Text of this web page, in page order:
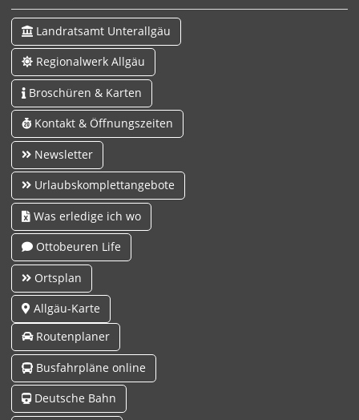
Landratsamt Unterallgäu
Regionalwerk Allgäu
Broschüren & Karten
Kontakt & Öffnungszeiten
Newsletter
Urlaubskomplettangebote
Was erledige ich wo
Ottobeuren Life
Ortsplan
Allgäu-Karte
Routenplaner
Busfahrpläne online
Deutsche Bahn